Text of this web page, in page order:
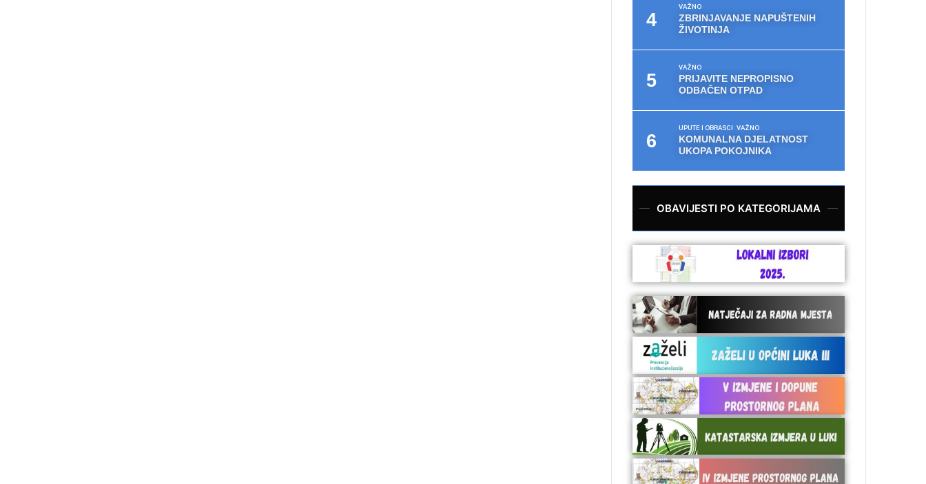
VAŽNO
ZBRINJAVANJE NAPUŠTENIH
ŽIVOTINJA
VAŽNO
PRIJAVITE NEPROPISNO
ODBAČEN OTPAD
UPUTE I OBRASCI VAŽNO
KOMUNALNA DJELATNOST
UKOPA POKOJNIKA
OBAVIJESTI PO KATEGORIJAMA